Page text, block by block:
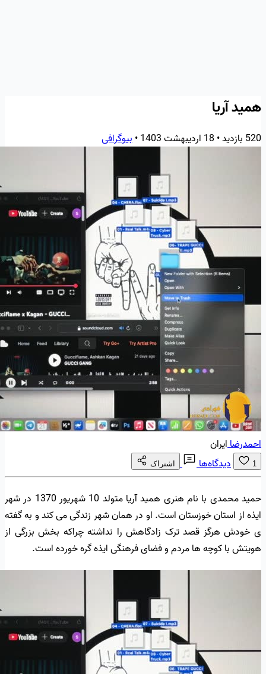
همید آریا
520 بازدید • 18 اردیبهشت 1403 •بیوگرافی
احمدرضاایران
1 دیدگاه‌ها اشتراک
حمید محمدی با نام هنری همید آریا متولد 10 شهریور 1370 در شهر
ایذه از استان خوزستان است. او در همان شهر زندگی می کند و به گفته
ی خودش هرگز قصد ترک زادگاهش را نداشته چراکه بخش بزرگی از
هویتش با کوچه ها مردم و فضای فرهنگی ایذه گره خورده است.